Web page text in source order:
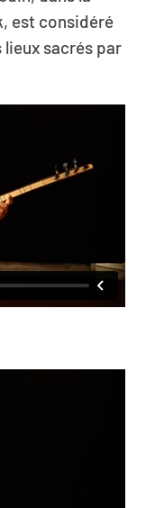
est considéré
lieux sacrés par